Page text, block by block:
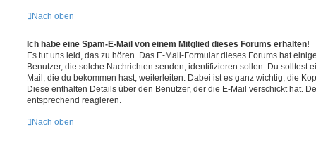
Nach oben
Ich habe eine Spam-E-Mail von einem Mitglied dieses Forums erhalten!
Es tut uns leid, das zu hören. Das E-Mail-Formular dieses Forums hat
Benutzer, die solche Nachrichten senden, identifizieren sollen. Du solltest
Mail, die du bekommen hast, weiterleiten. Dabei ist es ganz wichtig, die
Diese enthalten Details über den Benutzer, der die E-Mail verschickt hat.
entsprechend reagieren.
Nach oben